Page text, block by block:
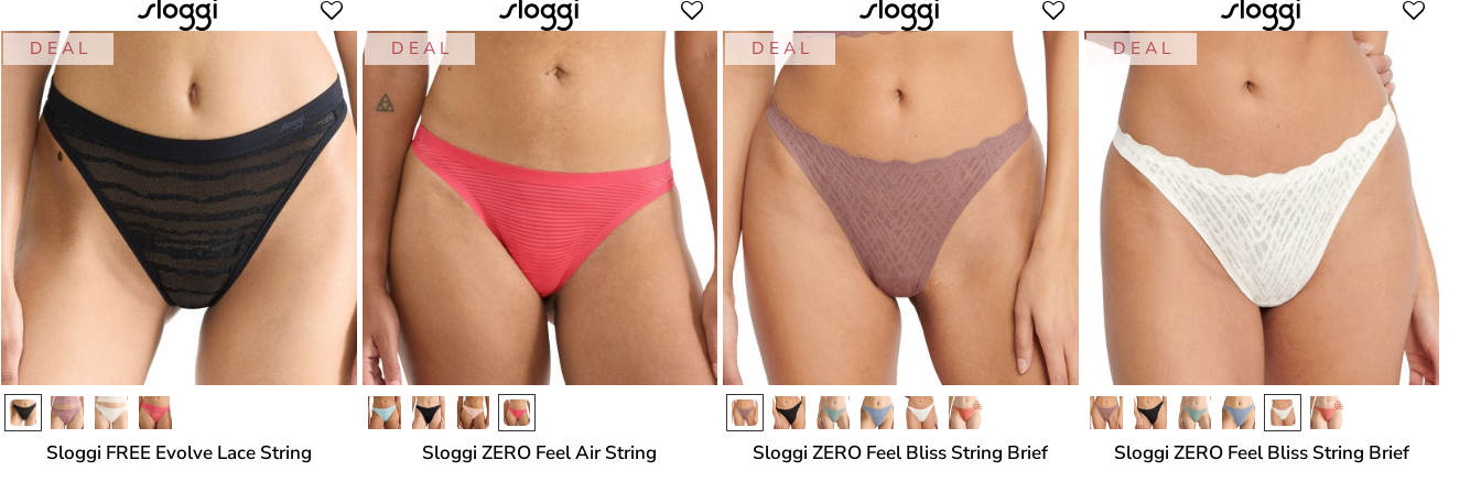
D E A L
Sloggi FREE Evolve Lace String
D E A L
Sloggi ZERO Feel Air String
D E A L
Sloggi ZERO Feel Bliss String Brief
D E A L
Sloggi ZERO Feel Bliss String Brief